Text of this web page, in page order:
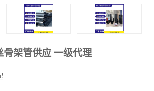
架管供应 一级代理